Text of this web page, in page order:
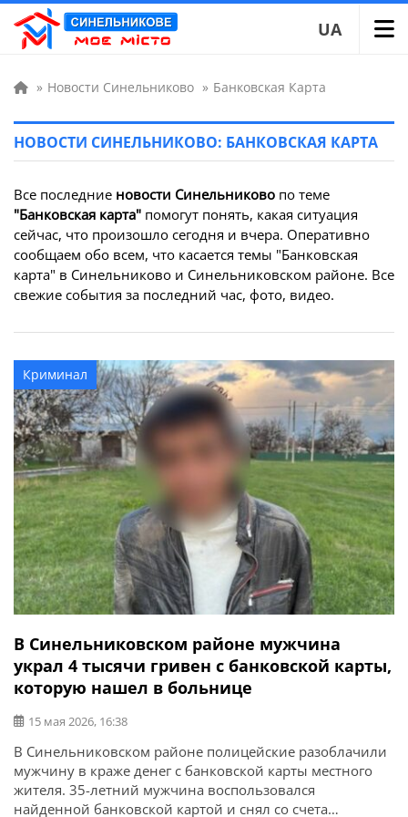
UA
» Новости Синельниково » Банковская Карта
НОВОСТИ СИНЕЛЬНИКОВО: БАНКОВСКАЯ КАРТА
Все последние новости Синельниково по теме
"Банковская карта" помогут понять, какая ситуация
сейчас, что произошло сегодня и вчера. Оперативно
сообщаем обо всем, что касается темы "Банковская
карта" в Синельниково и Синельниковском районе. Все
свежие события за последний час, фото, видео.
Криминал
В Синельниковском районе мужчина
украл 4 тысячи гривен с банковской карты,
которую нашел в больнице
15 мая 2026, 16:38
В Синельниковском районе полицейские разоблачили
мужчину в краже денег с банковской карты местного
жителя. 35-летний мужчина воспользовался
найденной банковской картой и снял со счета